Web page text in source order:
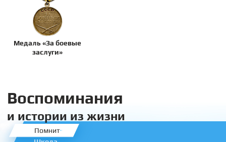
Медаль «За боевые
заслуги»
Воспоминания
и истории из жизни
Помнит